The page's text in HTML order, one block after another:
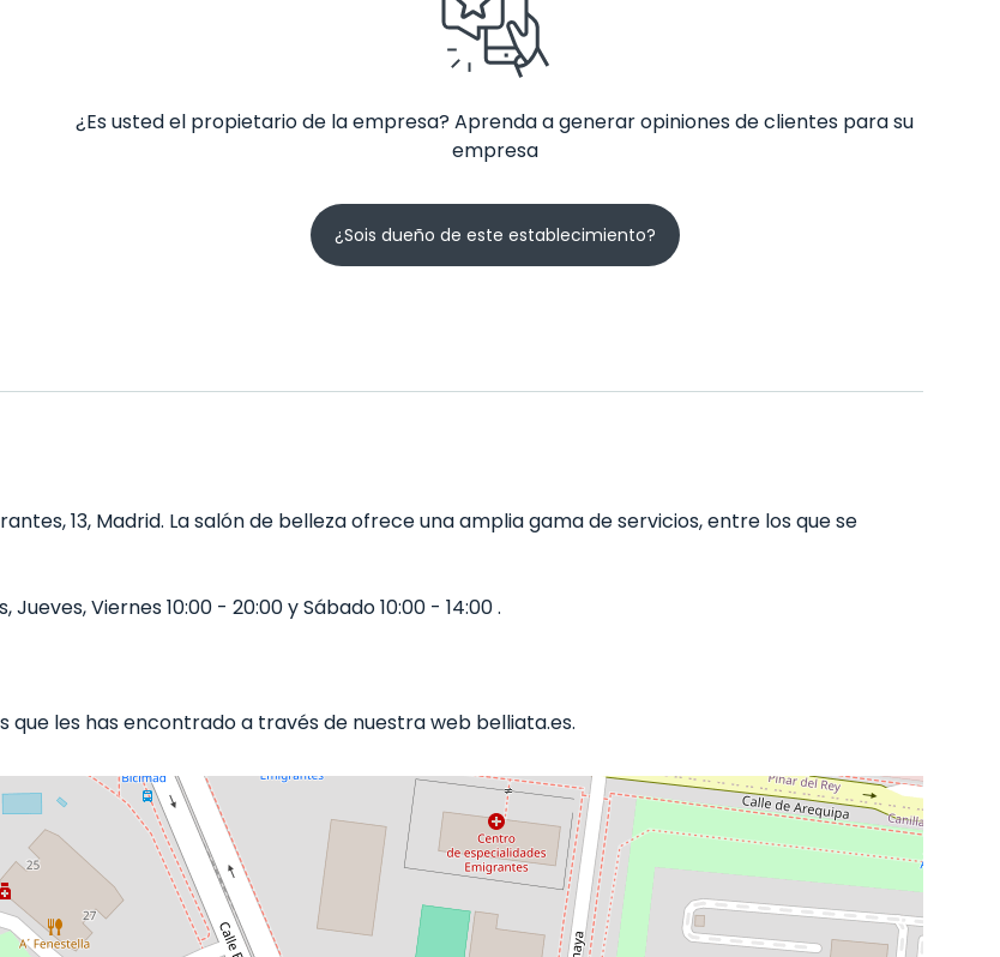
¿Es usted el propietario de la empresa? Aprenda a generar opiniones de clientes para su
empresa
¿Sois dueño de este establecimiento?
13, Madrid. La salón de belleza ofrece una amplia gama de servicios, entre los que se
Viernes 10:00 - 20:00 y Sábado 10:00 - 14:00 .
les has encontrado a través de nuestra web belliata.es.